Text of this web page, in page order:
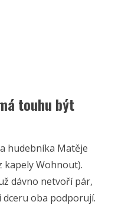
touhu být
hudebníka Matěje
kapely Wohnout).
dávno netvoří pár,
dceru oba podporují.